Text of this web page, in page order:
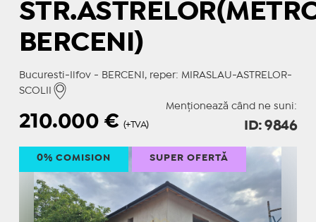
BERCENI)
Bucuresti-Ilfov - BERCENI, reper: MIRASLAU-ASTRELOR-
SCOLII
Menționează când ne suni:
210.000 € (+TVA) ID: 9846
0% COMISION SUPER OFERTĂ